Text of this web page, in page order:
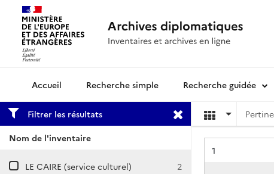
Archives diplomatiquesRecherche simple Recherche guidée
Filtrer les résultats
Nom de l'inventaire
LE CAIRE (service culturel) 2
Résultat n°
1